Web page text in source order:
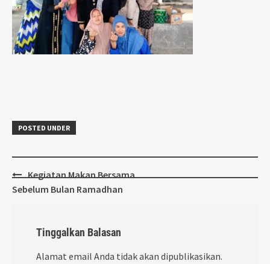
POSTED UNDER
Post
navigation
Kegiatan Makan Bersama
Sebelum Bulan Ramadhan
Tinggalkan Balasan
Alamat email Anda tidak akan dipublikasikan.